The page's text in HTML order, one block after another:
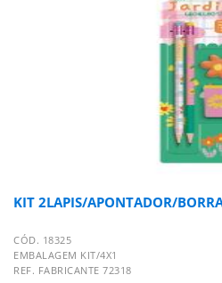
KIT 2LAPIS/APONTADOR/
CÓD. 18325
EMBALAGEM KIT/4X1
REF. FABRICANTE 72318